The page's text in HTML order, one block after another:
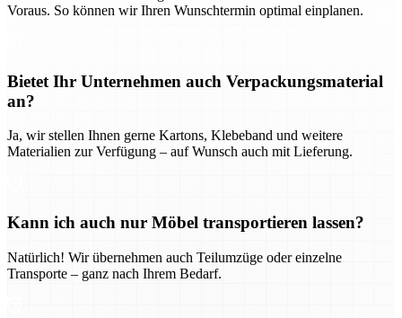
Voraus. So können wir Ihren Wunschtermin optimal einplanen.
Bietet Ihr Unternehmen auch Verpackungsmaterial
an?
Ja, wir stellen Ihnen gerne Kartons, Klebeband und weitere
Materialien zur Verfügung – auf Wunsch auch mit Lieferung.
Kann ich auch nur Möbel transportieren lassen?
Natürlich! Wir übernehmen auch Teilumzüge oder einzelne
Transporte – ganz nach Ihrem Bedarf.